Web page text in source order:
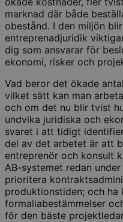
marknad där både
obestånd. I den miljön
entreprenadjuridik
dig som ansvarar för
ekonomi, risker och
Vad beror det ökade
vilket sätt kan man
och om det nu blir tvist
undvika juridiska och
svaret i att tidigt
del av det arbetet är att
entreprenör och konsult
AB-systemet redan
prioritera
produktionstiden; och ha
formaliabestämmelser
för den bäste